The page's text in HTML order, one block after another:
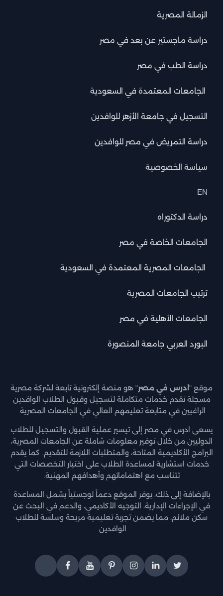
الزمالة المصرية
دراسة ماجستير عن بعد في مصر
دراسة الطب في مصر
الجامعات المعتمدة في السعودية
التسجيل في جامعة الأزهر للوافدين
دراسة التمريض في مصر للوافدين
سياسة الخصوصية
EN
دراسة الدكتوراه
الجامعات الخاصة في مصر
الجامعات المصرية المعتمدة في السعودية
ترتيب الجامعات المصرية
الجامعات الأهلية في مصر
البورد العربي جامعة المنصورة
موقع " ادرس في مصر" هو منصة إلكترونية تابعة لشركة مصرية
مسجلة تقدم خدمات متكاملة لتسجيل وقبول الطلاب الوافدين
الراغبين في متابعة تعليمهم العالي في الجامعات المصرية.
يسعى ادرس في مصر إلى تيسير عملية القبول والتسجيل للطلاب
الدوليين من خلال توفير معلومات شاملة عن الجامعات المصرية،
البرامج الأكاديمية المتاحة، والمتطلبات اللازمة للتقديم. كما يقدم
خدمات استشارية لمساعدة الطلاب على اختيار التخصصات التي
تتناسب مع اهتماماتهم وأهدافهم المهنية.
بالإضافة إلى ذلك، يوفر الموقع دعماً لوجستياً يشمل المساعدة
في الإجراءات الإدارية، التوجيه الأكاديمي، والدعم في البحث عن
سكن ملائم، مما يضمن تجربة تعليمية مريحة وسلسة للطلاب
الوافدين.